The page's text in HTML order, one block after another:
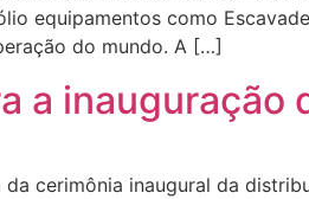
equipamentos como
do mundo. A […]
a inauguração
cerimônia inaugural da